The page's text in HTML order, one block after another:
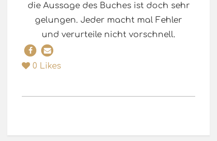
die Aussage des Buches ist doch sehr
gelungen. Jeder macht mal Fehler
und verurteile nicht vorschnell.
0 Likes